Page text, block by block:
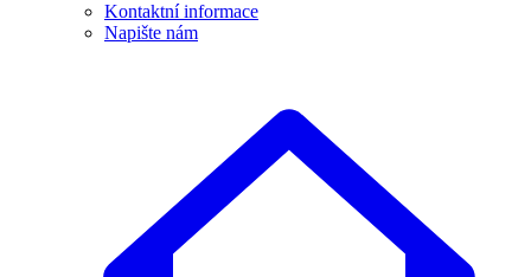
Kontaktní informace
Napište nám